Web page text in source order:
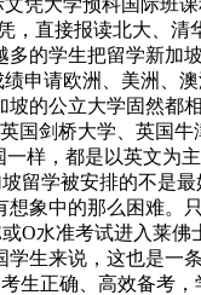
，直接报读北大、
的学生把留学新加
申请欧洲、美洲、
的公立大学固然都
国剑桥大学、英国
样，都是以英文为
留学被安排的不是
象中的那么困难。
O水准考试进入莱
生来说，这也是一
正确、高效备考，